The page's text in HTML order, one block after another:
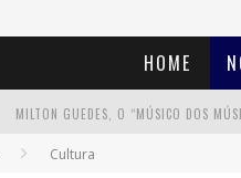
HOME
Cultura